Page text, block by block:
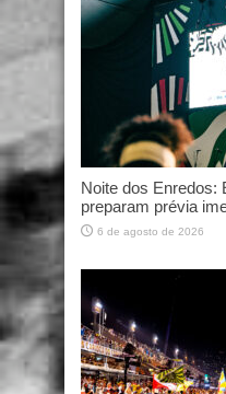
Noite dos Enredos:
preparam prévia
6 de agosto de 2026